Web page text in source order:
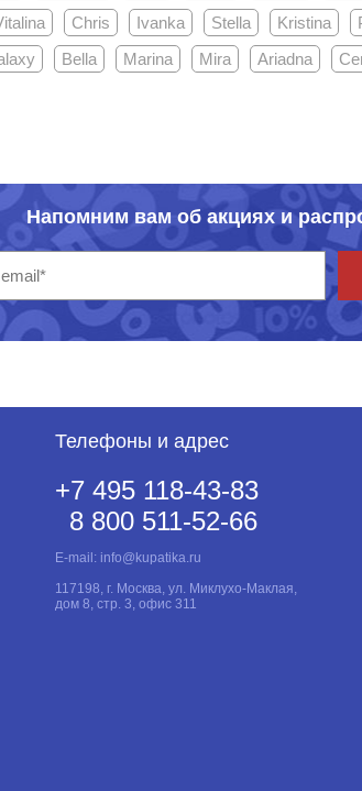
Chris Ivanka Stella Kristina
Bella Marina Mira Ariadna
Напомним вам об акциях и
Телефоны и адрес
+7 495 118-43-83
8 800 511-52-66
E-mail: info@kupatika.ru
117198, г. Москва, ул. Миклухо-Маклая,
дом 8, стр. 3, офис 311